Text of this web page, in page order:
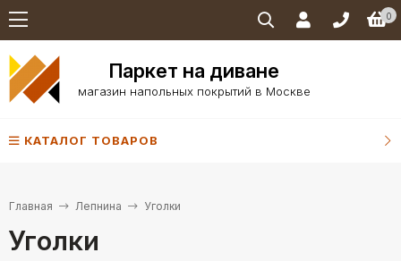
0
Паркет на диване
магазин напольных покрытий в Москве
КАТАЛОГ ТОВАРОВ
Главная Лепнина Уголки
Уголки